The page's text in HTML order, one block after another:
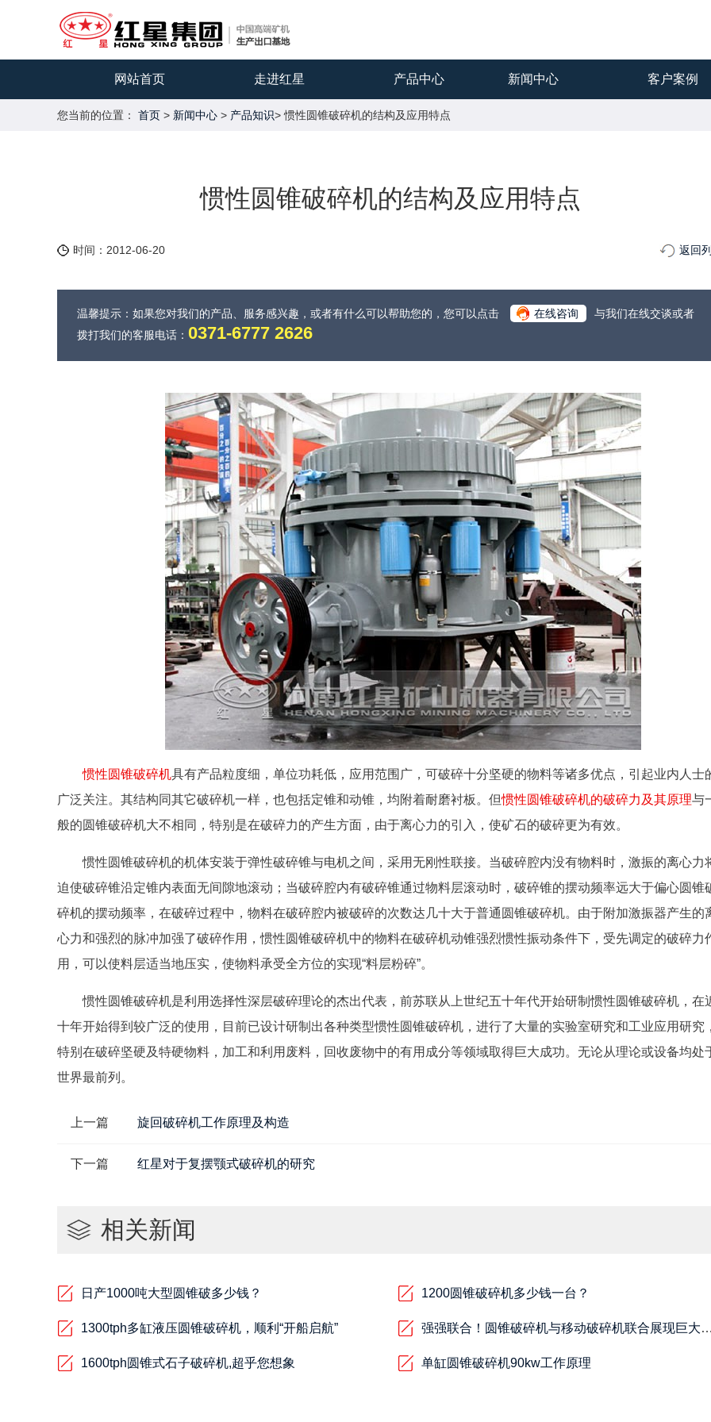
网站首页 走进红星 产品中心 新闻中心 客户案例
您当前的位置： 首页 > 新闻中心 > 产品知识> 惯性圆锥破碎机的结构及应用特点
惯性圆锥破碎机的结构及应用特点
时间：2012-06-20 返回
温馨提示：如果您对我们的产品、服务感兴趣，或者有什么可以帮助您的，您可以点击 在线咨询
与我们在线交谈或者
拨打我们的客服电话： 0371-6777 2626
惯性圆锥破碎机具有产品粒度细，单位功耗低，应用范围广，可破碎十分坚硬的物料等诸多优点，引起业内人士
广泛关注。其结构同其它破碎机一样，也包括定锥和动锥，均附着耐磨衬板。但惯性圆锥破碎机的破碎力及其原理与
般的圆锥破碎机大不相同，特别是在破碎力的产生方面，由于离心力的引入，使矿石的破碎更为有效。
惯性圆锥破碎机的机体安装于弹性破碎锥与电机之间，采用无刚性联接。当破碎腔内没有物料时，激振的离心力
迫使破碎锥沿定锥内表面无间隙地滚动；当破碎腔内有破碎锥通过物料层滚动时，破碎锥的摆动频率远大于偏心圆锥
碎机的摆动频率，在破碎过程中，物料在破碎腔内被破碎的次数达几十大于普通圆锥破碎机。由于附加激振器产生的
心力和强烈的脉冲加强了破碎作用，惯性圆锥破碎机中的物料在破碎机动锥强烈惯性振动条件下，受先调定的破碎力
用，可以使料层适当地压实，使物料承受全方位的实现“料层粉碎”。
惯性圆锥破碎机是利用选择性深层破碎理论的杰出代表，前苏联从上世纪五十年代开始研制惯性圆锥破碎机，在
十年开始得到较广泛的使用，目前已设计研制出各种类型惯性圆锥破碎机，进行了大量的实验室研究和工业应用研究，
特别在破碎坚硬及特硬物料，加工和利用废料，回收废物中的有用成分等领域取得巨大成功。无论从理论或设备均处
世界最前列。
上一篇 旋回破碎机工作原理及构造
下一篇 红星对于复摆颚式破碎机的研究
相关新闻
日产1000吨大型圆锥破多少钱？ 1200圆锥破碎机多少钱一台？
1300tph多缸液压圆锥破碎机，顺利“开船启航” 强强联合！圆锥破碎机与移动破碎机联合展现巨大魅力
1600tph圆锥式石子破碎机,超乎您想象 单缸圆锥破碎机90kw工作原理